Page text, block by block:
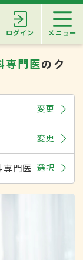
ログイン メニュー
専門医のク
変更
変更
専門医 選択